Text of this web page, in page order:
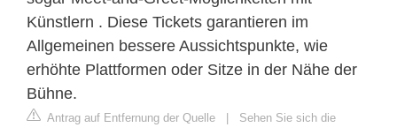
Künstlern . Diese Tickets garantieren im
Allgemeinen bessere Aussichtspunkte, wie
erhöhte Plattformen oder Sitze in der Nähe der
Bühne.
Antrag auf Entfernung der Quelle | Sehen Sie sich die